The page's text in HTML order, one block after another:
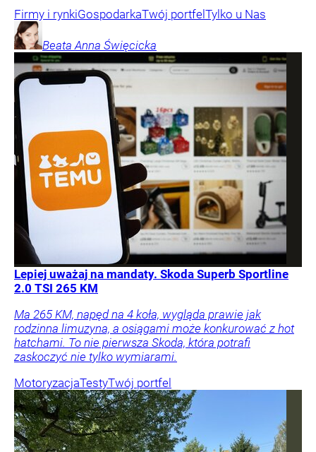
Firmy i rynkiGospodarkaTwój portfel Tylko u Nas
Beata Anna Święcicka
Lepiej uważaj na mandaty. Skoda Superb Sportline
2.0 TSI 265 KM
Ma 265 KM, napęd na 4 koła, wygląda prawie jak
rodzinna limuzyna, a osiągami może konkurować z hot
hatchami. To nie pierwsza Skoda, która potrafi
zaskoczyć nie tylko wymiarami.
MotoryzacjaTestyTwój portfel